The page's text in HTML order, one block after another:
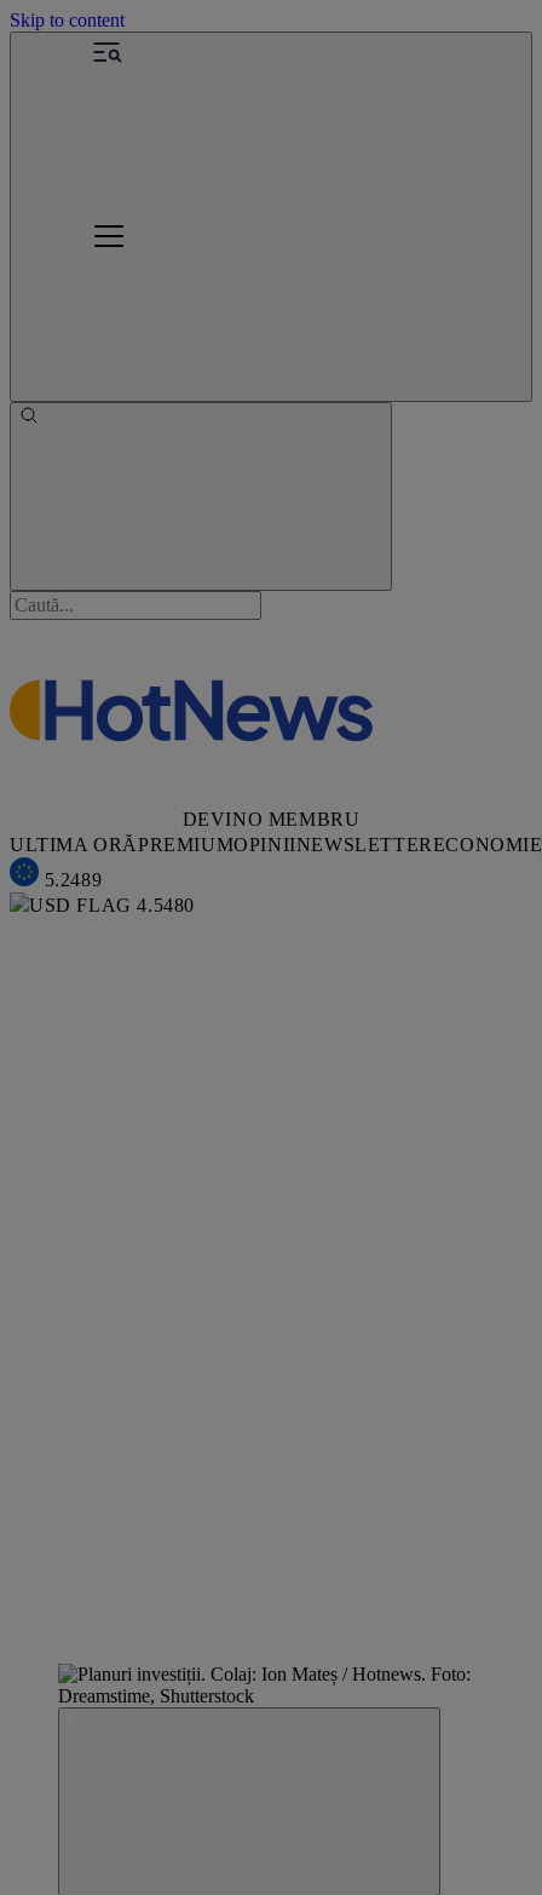
Skip to content
DEVINO MEMBRU
ULTIMA ORĂPREMIUMOPINIINEWSLETTERECONOMIE
5.2489
4.5480